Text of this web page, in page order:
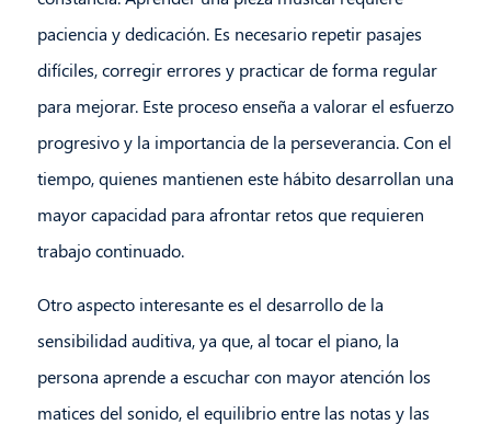
paciencia y dedicación. Es necesario repetir pasajes
difíciles, corregir errores y practicar de forma regular
para mejorar. Este proceso enseña a valorar el esfuerzo
progresivo y la importancia de la perseverancia. Con el
tiempo, quienes mantienen este hábito desarrollan una
mayor capacidad para afrontar retos que requieren
trabajo continuado.
Otro aspecto interesante es el desarrollo de la
sensibilidad auditiva, ya que, al tocar el piano, la
persona aprende a escuchar con mayor atención los
matices del sonido, el equilibrio entre las notas y las